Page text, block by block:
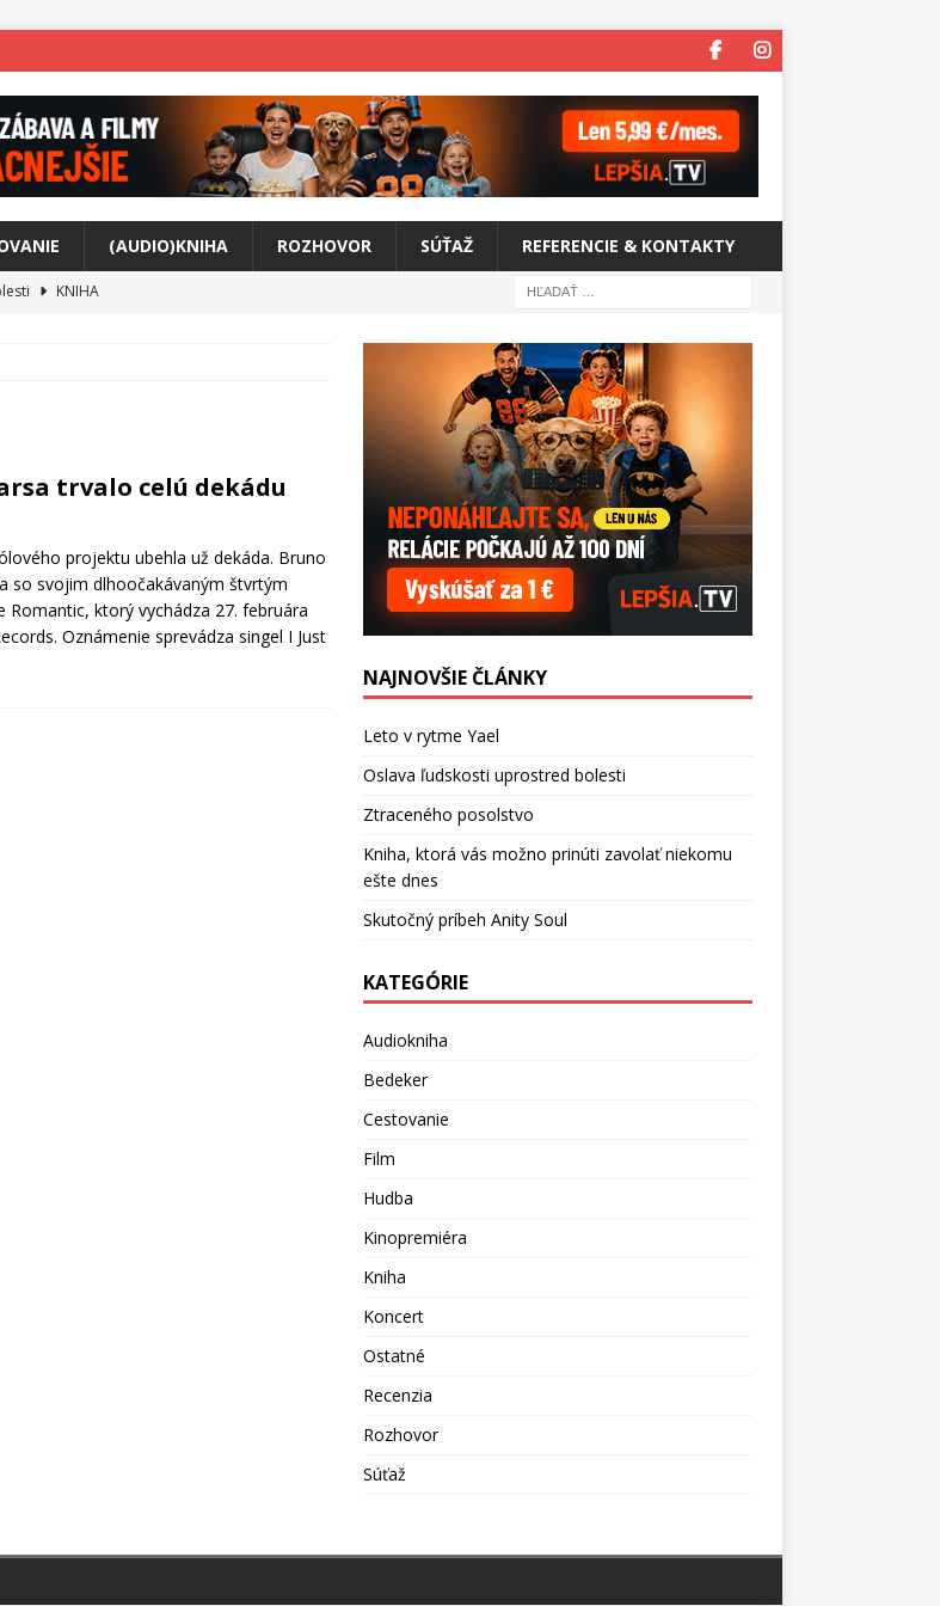
(AUDIO)KNIHA ROZHOVOR SÚŤAŽ REFERENCIE & KONTAKTY
KNIHA
Mabu
HUDBA
trvalo celú dekádu
projektu ubehla už dekáda. Bruno
so svojim dlhoočakávaným štvrtým
ktorý vychádza 27. februára
Oznámenie sprevádza singel I Just
NAJNOVŠIE ČLÁNKY
Leto v rytme Yael
Oslava ľudskosti uprostred bolesti
Ztraceného posolstvo
Kniha, ktorá vás možno prinúti zavolať niekomu
ešte dnes
Skutočný príbeh Anity Soul
KATEGÓRIE
Audiokniha
Bedeker
Cestovanie
Film
Hudba
Kinopremiéra
Kniha
Koncert
Ostatné
Recenzia
Rozhovor
Súťaž